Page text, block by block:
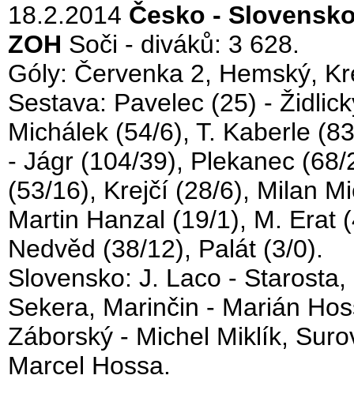
18.2.2014 Česko -
ZOH Soči - diváků: 3 628.
Góly: Červenka 2, Hemský,
Sestava: Pavelec (25) -
Michálek (54/6), T. Kaberle
- Jágr (104/39), Plekanec
(53/16), Krejčí (28/6), Milan
Martin Hanzal (19/1), M. Erat
Nedvěd (38/12), Palát (3/0).
Slovensko: J. Laco -
Sekera, Marinčin - Marián
Záborský - Michel Miklík,
Marcel Hossa.